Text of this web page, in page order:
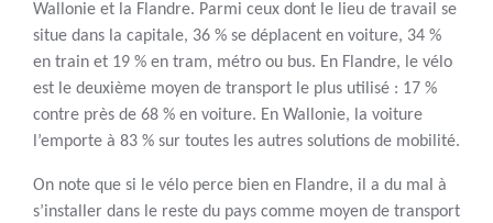
Wallonie et la Flandre. Parmi ceux dont le lieu de travail se
situe dans la capitale, 36 % se déplacent en voiture, 34 %
en train et 19 % en tram, métro ou bus. En Flandre, le vélo
est le deuxième moyen de transport le plus utilisé : 17 %
contre près de 68 % en voiture. En Wallonie, la voiture
l’emporte à 83 % sur toutes les autres solutions de mobilité.
On note que si le vélo perce bien en Flandre, il a du mal à
s’installer dans le reste du pays comme moyen de transport